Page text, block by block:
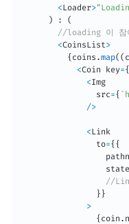
<Loader>
)
:
(
//loading 이 참
<CoinsList>
{ coins .map( (
<Coin key={
<Img
                src
={ `
/>
<Link
                to
={ {
                  state
//
} }
>
{ coin .